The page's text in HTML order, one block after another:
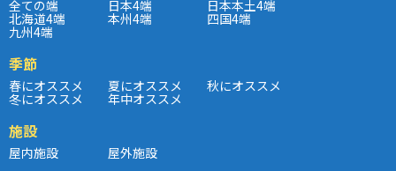
全ての端 日本4端 日本本土4端
北海道4端 本州4端 四国4端
九州4端
季節
春にオススメ 夏にオススメ 秋にオススメ
冬にオススメ 年中オススメ
施設
屋内施設 屋外施設